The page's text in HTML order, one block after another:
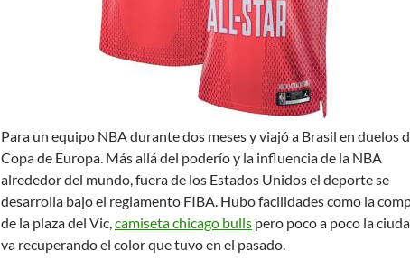
Para un equipo NBA durante dos meses y viajó a Brasil en duelos
Copa de Europa. Más allá del poderío y la influencia de la NBA
alrededor del mundo, fuera de los Estados Unidos el deporte se
desarrolla bajo el reglamento FIBA. Hubo facilidades como la
de la plaza del Vic,camiseta chicago bulls pero poco a poco la
va recuperando el color que tuvo en el pasado.